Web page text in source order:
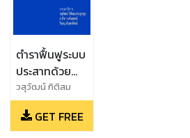
ตำราฟื้นฟูระบบ
ประสาทด้วย
เทคโนโลยี
ก้าวหน้า
วสุวัฒน์ กิติสม
ประยูรกุล,ภาริส
วงศ์แพทย์,วิษณุ กัม
ทรทิพย์
GET FREE